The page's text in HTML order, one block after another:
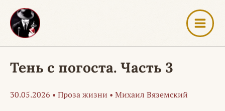
Перейти
содержимому
Тень с погоста. Часть 3
30.05.2026 • Проза жизни • Михаил Вяземский